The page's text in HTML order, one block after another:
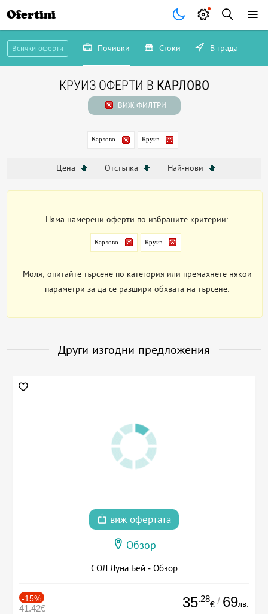
Ofertini
Всички оферти Почивки Стоки В града
КРУИЗ ОФЕРТИ В КАРЛОВО
ВИЖ ФИЛТРИ
Карлово Круиз
Цена Отстъпка Най-нови
Няма намерени оферти по избраните критерии:
Карлово Круиз
Моля, опитайте търсене по категория или премахнете някои
параметри за да се разшири обхвата на търсене.
Други изгодни предложения
виж офертата
Обзор
СОЛ Луна Бей - Обзор
-15%
41.42€ 35.28
€ / 69лв.